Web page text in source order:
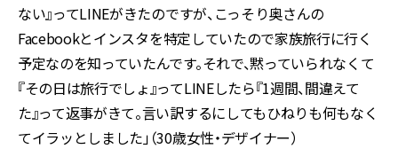
ない』ってLINEがきたのですが、こっそり奥さんの
Facebookとインスタを特定していたので家族旅行に行く
予定なのを知っていたんです。それで、黙っていられなくて
『その日は旅行でしょ』ってLINEしたら『1週間、間違えて
た』って返事がきて。言い訳するにしてもひねりも何もなく
てイラッとしました」（30歳女性・デザイナー）